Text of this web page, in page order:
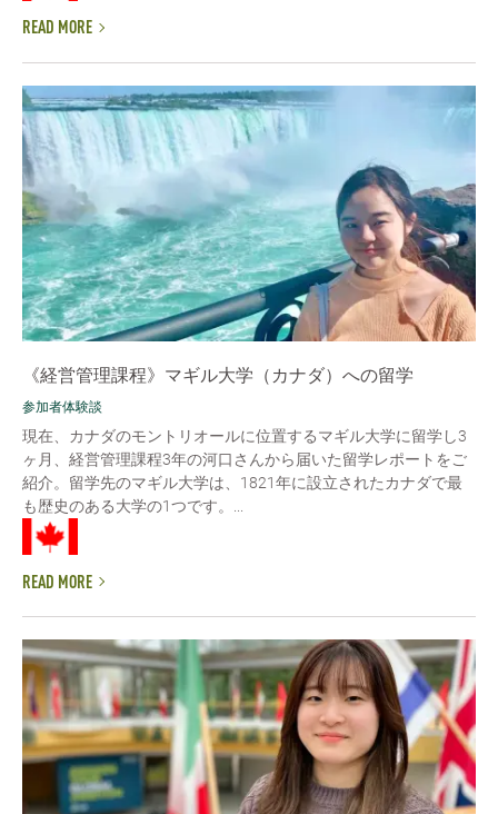
READ MORE
《経営管理課程》マギル大学（カナダ）への留学
参加者体験談
現在、カナダのモントリオールに位置するマギル大学に留学し3
ヶ月、経営管理課程3年の河口さんから届いた留学レポートをご
紹介。留学先のマギル大学は、1821年に設立されたカナダで最
も歴史のある大学の1つです。...
READ MORE